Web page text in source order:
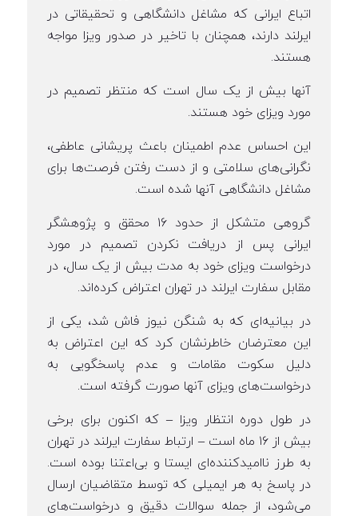
اتباع ایرانی که مشاغل دانشگاهی و تحقیقاتی در
ایرلند دارند، همچنان با تاخیر در صدور ویزا مواجه
هستند.
آنها بیش از یک سال است که منتظر تصمیم در
مورد ویزای خود هستند.
این احساس عدم اطمینان باعث پریشانی عاطفی،
نگرانی‌های سلامتی و از دست رفتن فرصت‌ها برای
مشاغل دانشگاهی آنها شده است.
گروهی متشکل از حدود ۱۶ محقق و پژوهشگر
ایرانی پس از دریافت نکردن تصمیم در مورد
درخواست ویزای خود به مدت بیش از یک سال، در
مقابل سفارت ایرلند در تهران اعتراض کرده‌اند.
در بیانیه‌ای که به شنگن نیوز فاش شد، یکی از
این معترضان خاطرنشان کرد که این اعتراض به
دلیل سکوت مقامات و عدم پاسخگویی به
درخواست‌های ویزای آنها صورت گرفته است.
در طول دوره انتظار ویزا – که اکنون برای برخی
بیش از ۱۶ ماه است – ارتباط سفارت ایرلند در تهران
به طرز ناامیدکننده‌ای ایستا و بی‌اعتنا بوده است.
در پاسخ به هر ایمیلی که توسط متقاضیان ارسال
می‌شود، از جمله سوالات دقیق و درخواست‌های